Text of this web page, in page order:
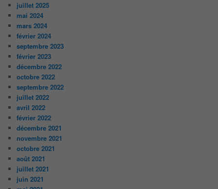
juillet 2025
mai 2024
mars 2024
février 2024
septembre 2023
février 2023
décembre 2022
octobre 2022
septembre 2022
juillet 2022
avril 2022
février 2022
décembre 2021
novembre 2021
octobre 2021
août 2021
juillet 2021
juin 2021